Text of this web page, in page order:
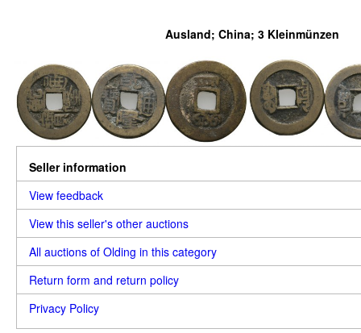
Ausland; China; 3 Kleinmünzen
Seller information
View feedback
View this seller's other auctions
All auctions of Olding in this category
Return form and return policy
Privacy Policy